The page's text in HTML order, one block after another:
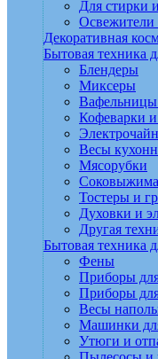
Для стирки
Освежители
Декоративная
Бытовая техника
Блендеры
Миксеры
Кофеварки
Весы
Мясорубки
Тостеры и
Духовки и
Другая
Бытовая техника
Фены
Приборы
Приборы
Весы
Машинки
Утюги и